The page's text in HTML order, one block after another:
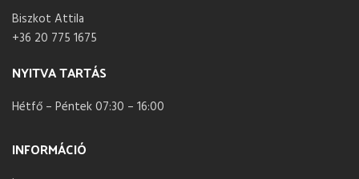
Biszkot Attila
+36 20 775 1675
NYITVA TARTÁS
Hétfő – Péntek 07:30 – 16:00
INFORMÁCIÓ